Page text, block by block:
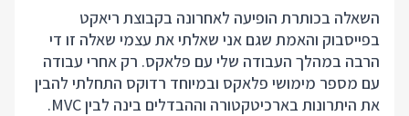
השאלה בכותרת הופיעה לאחרונה בקבוצת ריאקט
בפייסבוק והאמת שגם אני שאלתי את עצמי שאלה זו די
הרבה במהלך העבודה שלי עם פלאקס. רק אחרי עבודה
עם מספר מימושי פלאקס ובמיוחד רדוקס התחלתי להבין
את היתרונות בארכיטקטורה וההבדלים בינה לבין MVC.